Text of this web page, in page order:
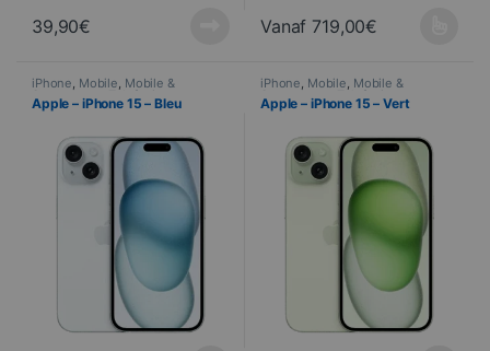
39,90€ Vanaf 719,00€
Ce produit a plusieurs
iPhone, Mobile, Mobile &
Smartphone Telefonie
Apple – iPhone 15 – Bleu
iPhone, Mobile, Mobile &
Smartphone Telefonie
Apple – iPhone 15 – Vert